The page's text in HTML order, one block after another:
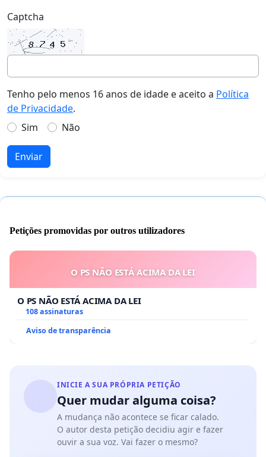
Captcha
Tenho pelo menos 16 anos de idade e aceito a Política
de Privacidade.
Sim
Não
Enviar
Petições promovidas por outros utilizadores
O PS NÃO ESTÁ ACIMA DA LEI
O PS NÃO ESTÁ ACIMA DA LEI
108 assinaturas
Aviso de transparência
INICIE A SUA PRÓPRIA PETIÇÃO
Quer mudar alguma coisa?
A mudança não acontece se ficar calado.
O autor desta petição decidiu agir e fazer
ouvir a sua voz. Vai fazer o mesmo?